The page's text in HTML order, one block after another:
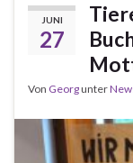
JUNI
27
Von Georgunter